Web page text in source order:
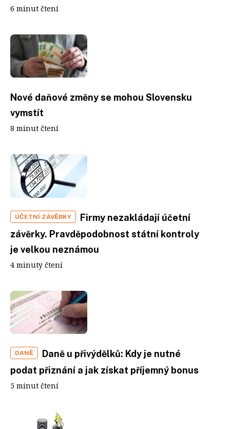
6 minut čtení
Nové daňové změny se mohou Slovensku
vymstít
8 minut čtení
ÚČETNÍ ZÁVĚRKY
Firmy nezakládají účetní
závěrky. Pravděpodobnost státní kontroly
je velkou neznámou
4 minuty čtení
DANĚ
Daně u přivýdělků: Kdy je nutné
podat přiznání a jak získat příjemný bonus
5 minut čtení